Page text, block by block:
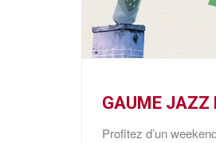
GAUME JAZZ
Profitez d’un